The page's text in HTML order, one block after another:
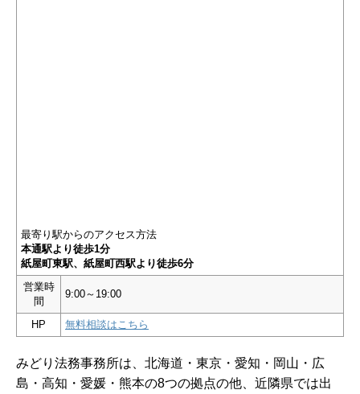
最寄り駅からのアクセス方法
本通駅より徒歩1分
紙屋町東駅、紙屋町西駅より徒歩6分
営業時
間
9:00～19:00
HP 無料相談はこちら
みどり法務事務所は、北海道・東京・愛知・岡山・広
島・高知・愛媛・熊本の8つの拠点の他、近隣県では出